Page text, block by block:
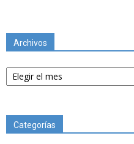
Archivos
Archivos
Categorías